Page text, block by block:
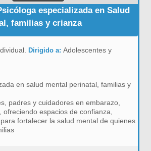
especializada en Salud
familias y crianza
Dirigido a:Adolescentes y
en salud mental perinatal, familias y
padres y cuidadores en embarazo,
ofreciendo espacios de confianza,
fortalecer la salud mental de quienes